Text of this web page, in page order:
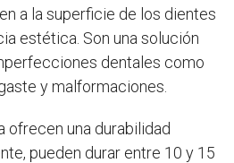
a la superficie de los dientes
estética. Son una solución
dentales como
y malformaciones.
ofrecen una durabilidad
pueden durar entre 10 y 15